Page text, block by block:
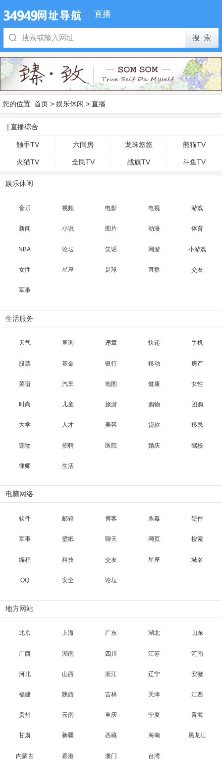
直播
您的位置: 首页 > 娱乐休闲 > 直播
直播综合
触手TV 六间房 龙珠悠悠 熊猫TV
火猫TV 全民TV 战旗TV 斗鱼TV
娱乐休闲
音乐 视频 电影 电视 游戏
新闻 小说 图片 动漫 体育
NBA 论坛 笑话 网游 小游戏
女性 星座 足球 直播 交友
军事
生活服务
天气 查询 违章 快递 手机
股票 基金 银行 移动 房产
菜谱 汽车 地图 健康 女性
时尚 儿童 旅游 购物 团购
大学 人才 美容 贷款 移民
宠物 招聘 医院 婚庆 驾校
律师 生活
电脑网络
软件 邮箱 博客 杀毒 硬件
军事 壁纸 聊天 网页 搜索
编程 科技 交友 星座 域名
QQ 安全 论坛
地方网站
北京 上海 广东 湖北 山东
广西 湖南 四川 江苏 河南
河北 山西 浙江 辽宁 安徽
福建 陕西 吉林 天津 江西
贵州 云南 重庆 宁夏 青海
甘肃 新疆 西藏 海南 黑龙江
内蒙古 香港 澳门 台湾